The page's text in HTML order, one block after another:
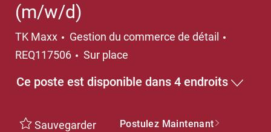
(m/w/d)
TK Maxx Catégorie
Gestion du commerce de détail
REQ117506
Sur place
Ce poste est disponible dans 4 endroits
Sauvegarder Postulez Maintenant